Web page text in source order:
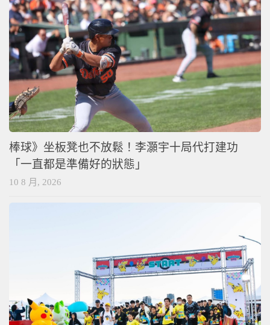
棒球》坐板凳也不放鬆！李灝宇十局代打建功
「一直都是準備好的狀態」
10 8 月, 2026